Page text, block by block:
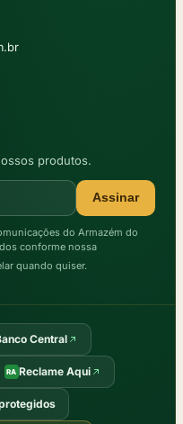
produtos.
Assinar
do Armazém do
conforme nossa
quando quiser.
Central
RA Reclame Aqui